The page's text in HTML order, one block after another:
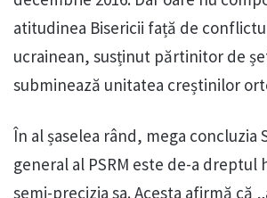
atitudinea Bisericii față de
ucrainean, susținut părtinitor de
subminează unitatea creștinilor
În al șaselea rând, mega concluzia
general al PSRM este de-a dreptul
semi-precizia sa. Acesta afirmă că